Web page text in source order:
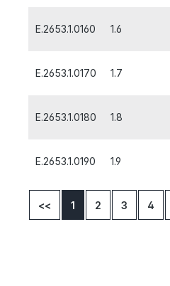
E.2653.1.0160 1.6
E.2653.1.0170 1.7
E.2653.1.0180 1.8
E.2653.1.0190 1.9
<< 1 2 3 4